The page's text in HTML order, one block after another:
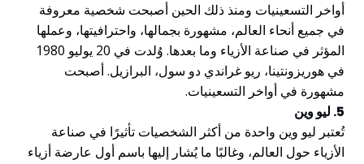
أواخر التسعينيات ومنذ ذلك الحين أصبحت شخصية معروفة
في جميع أنحاء العالم، مشهورة بجمالها، واحترافيتها، وعملها
المؤثر في صناعة الأزياء وما بعدها. وُلدت في 20 يوليو 1980
في هوريزونتينا، ريو غراندي دو سول، البرازيل. أصبحت
مشهورة في أواخر التسعينيات.
5. ليو وين
تُعتبر ليو وين واحدة من أكثر الشخصيات تأثيرًا في صناعة
الأزياء حول العالم، وغالبًا ما يُشار إليها باسم أول عارضة أزياء